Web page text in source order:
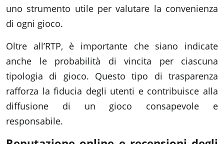
uno strumento utile per valutare la convenienza
di ogni gioco.
Oltre all’RTP, è importante che siano indicate
anche le probabilità di vincita per ciascuna
tipologia di gioco. Questo tipo di trasparenza
rafforza la fiducia degli utenti e contribuisce alla
diffusione di un gioco consapevole e
responsabile.